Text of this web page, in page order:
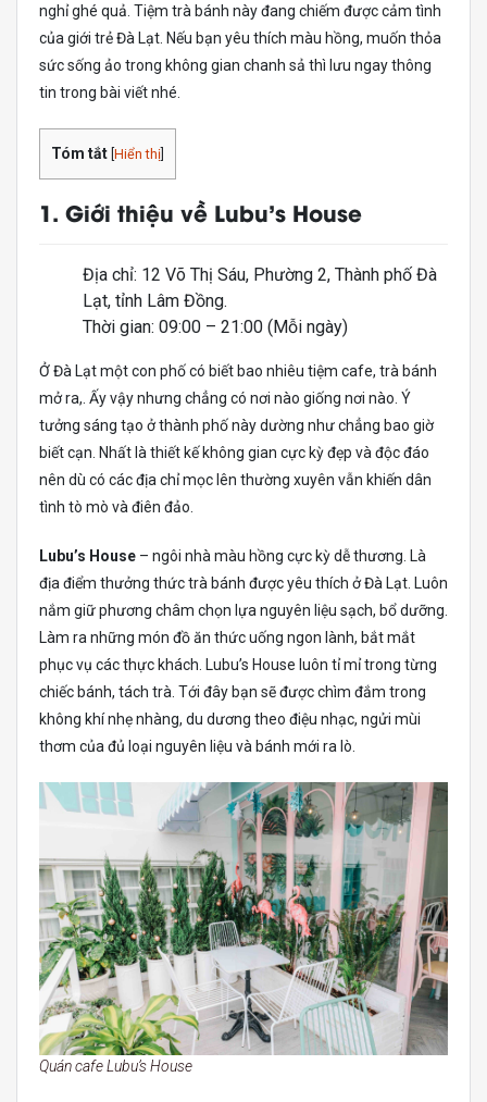
nghỉ ghé quả. Tiệm trà bánh này đang chiếm được cảm tình
của giới trẻ Đà Lạt. Nếu bạn yêu thích màu hồng, muốn thỏa
sức sống ảo trong không gian chanh sả thì lưu ngay thông
tin trong bài viết nhé.
Tóm tắt [Hiển thị]
1. Giới thiệu về Lubu’s House
Địa chỉ: 12 Võ Thị Sáu, Phường 2, Thành phố Đà
Lạt, tỉnh Lâm Đồng.
Thời gian: 09:00 – 21:00 (Mỗi ngày)
Ở Đà Lạt một con phố có biết bao nhiêu tiệm cafe, trà bánh
mở ra,. Ấy vậy nhưng chẳng có nơi nào giống nơi nào. Ý
tưởng sáng tạo ở thành phố này dường như chẳng bao giờ
biết cạn. Nhất là thiết kế không gian cực kỳ đẹp và độc đáo
nên dù có các địa chỉ mọc lên thường xuyên vẫn khiến dân
tình tò mò và điên đảo.
Lubu’s House – ngôi nhà màu hồng cực kỳ dễ thương. Là
địa điểm thưởng thức trà bánh được yêu thích ở Đà Lạt. Luôn
nắm giữ phương châm chọn lựa nguyên liệu sạch, bổ dưỡng.
Làm ra những món đồ ăn thức uống ngon lành, bắt mắt
phục vụ các thực khách. Lubu’s House luôn tỉ mỉ trong từng
chiếc bánh, tách trà. Tới đây bạn sẽ được chìm đắm trong
không khí nhẹ nhàng, du dương theo điệu nhạc, ngửi mùi
thơm của đủ loại nguyên liệu và bánh mới ra lò.
Quán cafe Lubu’s House